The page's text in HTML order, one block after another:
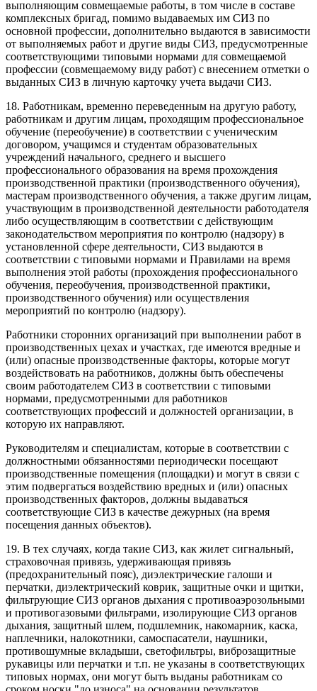
выполняющим совмещаемые работы, в том числе в составе
комплексных бригад, помимо выдаваемых им СИЗ по
основной профессии, дополнительно выдаются в зависимости
от выполняемых работ и другие виды СИЗ, предусмотренные
соответствующими типовыми нормами для совмещаемой
профессии (совмещаемому виду работ) с внесением отметки о
выданных СИЗ в личную карточку учета выдачи СИЗ.
18. Работникам, временно переведенным на другую работу,
работникам и другим лицам, проходящим профессиональное
обучение (переобучение) в соответствии с ученическим
договором, учащимся и студентам образовательных
учреждений начального, среднего и высшего
профессионального образования на время прохождения
производственной практики (производственного обучения),
мастерам производственного обучения, а также другим лицам,
участвующим в производственной деятельности работодателя
либо осуществляющим в соответствии с действующим
законодательством мероприятия по контролю (надзору) в
установленной сфере деятельности, СИЗ выдаются в
соответствии с типовыми нормами и Правилами на время
выполнения этой работы (прохождения профессионального
обучения, переобучения, производственной практики,
производственного обучения) или осуществления
мероприятий по контролю (надзору).
Работники сторонних организаций при выполнении работ в
производственных цехах и участках, где имеются вредные и
(или) опасные производственные факторы, которые могут
воздействовать на работников, должны быть обеспечены
своим работодателем СИЗ в соответствии с типовыми
нормами, предусмотренными для работников
соответствующих профессий и должностей организации, в
которую их направляют.
Руководителям и специалистам, которые в соответствии с
должностными обязанностями периодически посещают
производственные помещения (площадки) и могут в связи с
этим подвергаться воздействию вредных и (или) опасных
производственных факторов, должны выдаваться
соответствующие СИЗ в качестве дежурных (на время
посещения данных объектов).
19. В тех случаях, когда такие СИЗ, как жилет сигнальный,
страховочная привязь, удерживающая привязь
(предохранительный пояс), диэлектрические галоши и
перчатки, диэлектрический коврик, защитные очки и щитки,
фильтрующие СИЗ органов дыхания с противоаэрозольными
и противогазовыми фильтрами, изолирующие СИЗ органов
дыхания, защитный шлем, подшлемник, накомарник, каска,
наплечники, налокотники, самоспасатели, наушники,
противошумные вкладыши, светофильтры, виброзащитные
рукавицы или перчатки и т.п. не указаны в соответствующих
типовых нормах, они могут быть выданы работникам со